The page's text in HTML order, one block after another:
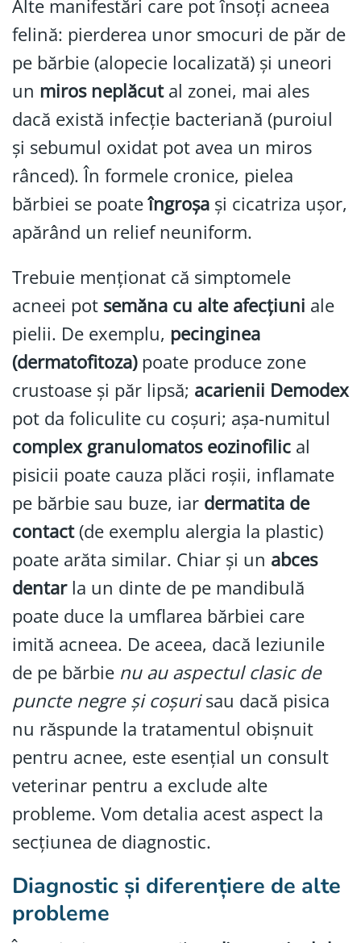
Alte manifestări care pot însoți acneea
felină: pierderea unor smocuri de păr de
pe bărbie (alopecie localizată) și uneori
un miros neplăcutal zonei, mai ales
dacă există infecție bacteriană (puroiul
și sebumul oxidat pot avea un miros
rânced). În formele cronice, pielea
bărbiei se poateîngroșa și cicatriza ușor,
apărând un relief neuniform.
Trebuie menționat că simptomele
acneei pot semăna cu alte afecțiuni ale
pielii. De exemplu, pecinginea
(dermatofitoza)poate produce zone
crustoase și păr lipsă; acarienii Demodex
pot da foliculite cu coșuri; așa-numitul
complex granulomatos eozinofilic al
pisicii poate cauza plăci roșii, inflamate
pe bărbie sau buze, iar dermatita de
contact(de exemplu alergia la plastic)
poate arăta similar. Chiar și un abces
dentarla un dinte de pe mandibulă
poate duce la umflarea bărbiei care
imită acneea. De aceea, dacă leziunile
de pe bărbie nu au aspectul clasic de
puncte negre și coșurisau dacă pisica
nu răspunde la tratamentul obișnuit
pentru acnee, este esențial un consult
veterinar pentru a exclude alte
probleme. Vom detalia acest aspect la
secțiunea de diagnostic.
Diagnostic și diferențiere de alte
probleme